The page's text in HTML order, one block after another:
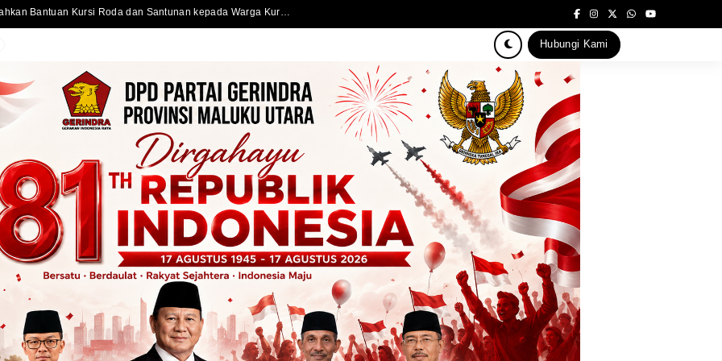
Hubungi Kami